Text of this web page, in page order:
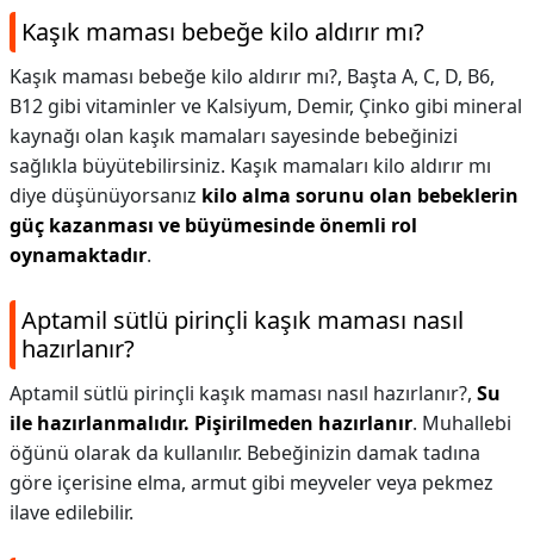
Kaşık maması bebeğe kilo aldırır mı?
Kaşık maması bebeğe kilo aldırır mı?, Başta A, C, D, B6,
B12 gibi vitaminler ve Kalsiyum, Demir, Çinko gibi mineral
kaynağı olan kaşık mamaları sayesinde bebeğinizi
sağlıkla büyütebilirsiniz. Kaşık mamaları kilo aldırır mı
diye düşünüyorsanız kilo alma sorunu olan bebeklerin
güç kazanması ve büyümesinde önemli rol
oynamaktadır.
Aptamil sütlü pirinçli kaşık maması nasıl
hazırlanır?
Aptamil sütlü pirinçli kaşık maması nasıl hazırlanır?, Su
ile hazırlanmalıdır. Pişirilmeden hazırlanır. Muhallebi
öğünü olarak da kullanılır. Bebeğinizin damak tadına
göre içerisine elma, armut gibi meyveler veya pekmez
ilave edilebilir.